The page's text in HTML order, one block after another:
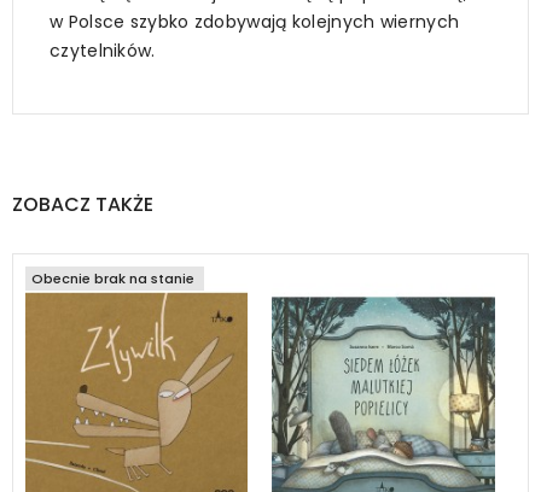
w Polsce szybko zdobywają kolejnych wiernych
czytelników.
ZOBACZ TAKŻE
Obecnie brak na stanie